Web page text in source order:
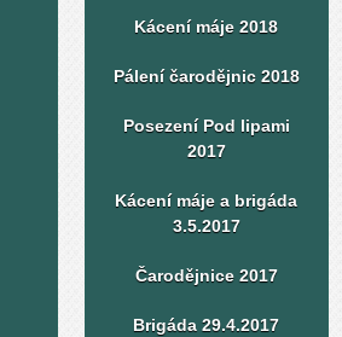
Kácení máje 2018
Pálení čarodějnic 2018
Posezení Pod lipami
2017
Kácení máje a brigáda
3.5.2017
Čarodějnice 2017
Brigáda 29.4.2017